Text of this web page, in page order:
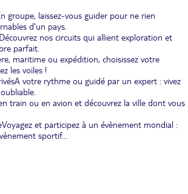
groupe, laissez-vous guider pour ne rien
d'un pays.
Découvrez nos circuits qui allient exploration et
parfait.
maritime ou expédition, choisissez votre
les voiles !
A votre rythme ou guidé par un expert : vivez
train ou en avion et découvrez la ville dont vous
Voyagez et participez à un évènement mondial :
sportif...